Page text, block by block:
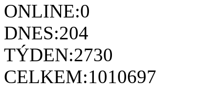
ONLINE:0
DNES:204
TÝDEN:2730
CELKEM:1010697